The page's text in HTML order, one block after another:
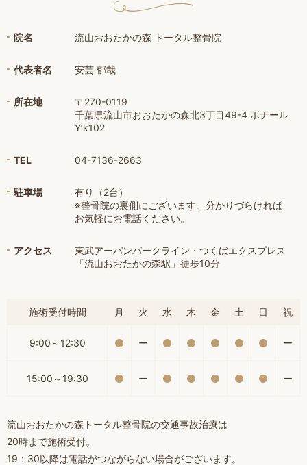
院名 流山おおたかの森 トータル整骨院
代表者名 安芸 郁哉
所在地
〒270-0119
千葉県流山市おおたかの森北3丁目49-4 ボナール
Y’k102
TEL 04-7136-2663
駐車場
有り（2台）
※整骨院の裏側にございます。分かりづらければ
お気軽にお電話ください。
アクセス
東武アーバンパークライン・つくばエクスプレス
「流山おおたかの森駅」徒歩10分
施術受付時間 月 火 水 木 金 土 日 祝
9:00～12:30 ー ー
15:00～19:30 ー ー
流山おおたかの森トータル整骨院の交通事故治療は
20時まで施術受付。
19：30以降は電話がつながらない場合がございます。